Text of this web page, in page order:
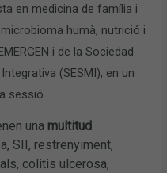
en medicina de família i
humà, nutrició i
i de la Sociedad
(SESMI), en un
sessió.
una multitud
SII, restrenyiment,
colitis ulcerosa,